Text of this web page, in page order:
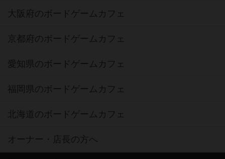
大阪府のボードゲームカフェ
京都府のボードゲームカフェ
愛知県のボードゲームカフェ
福岡県のボードゲームカフェ
北海道のボードゲームカフェ
オーナー・店長の方へ